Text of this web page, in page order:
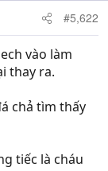
#5,622
vào làm
thay ra.
chả tìm thấy
tiếc là cháu